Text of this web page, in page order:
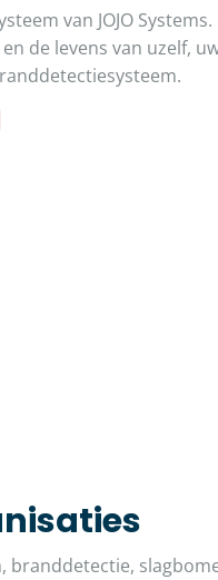
van JOJO
de levens van uzelf,
branddetectie,